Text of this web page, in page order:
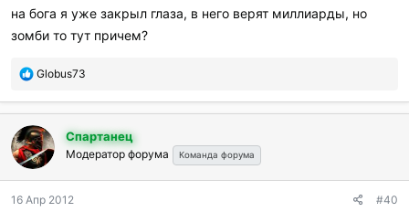
на бога я уже закрыл глаза, в него верят миллиарды, но
зомби то тут причем?
П
б
а
г
о
а
Globus73
Спартанец
Модератор форума Команда форума
16 Апр 2012 #40